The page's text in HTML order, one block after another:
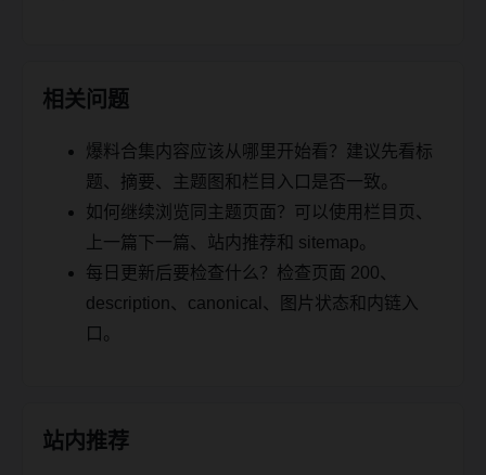
相关问题
爆料合集内容应该从哪里开始看？建议先看标
题、摘要、主题图和栏目入口是否一致。
如何继续浏览同主题页面？可以使用栏目页、
上一篇下一篇、站内推荐和 sitemap。
每日更新后要检查什么？检查页面 200、
description、canonical、图片状态和内链入
口。
站内推荐